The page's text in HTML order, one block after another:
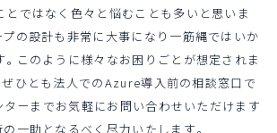
とではなく色々と悩むことも多いと思いま
プの設計も非常に大事になり一筋縄ではいか
。このように様々なお困りごとが想定されま
ぜひとも法人でのAzure導入前の相談窓口で
ーまでお気軽にお問い合わせいただけます
一助となるべく尽力いたします。